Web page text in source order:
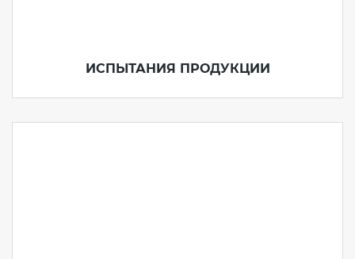
ИСПЫТАНИЯ ПРОДУКЦИИ